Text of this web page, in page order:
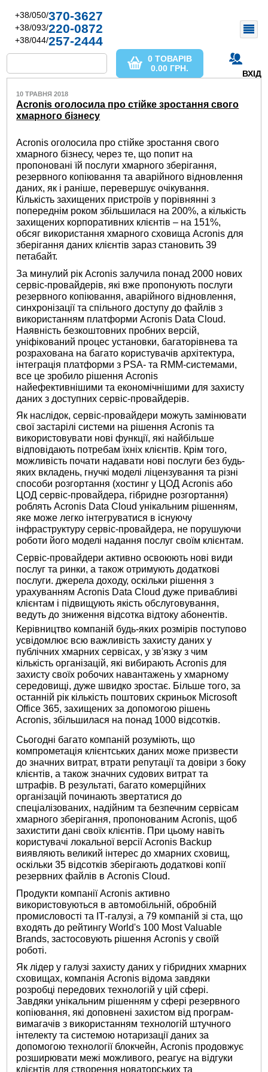
+38/050/370-3627
+38/093/220-0872
+38/044/257-2444
ВХІД
0 ТОВАРІВ
0.00 ГРН.
10 ТРАВНЯ 2018
Acronis оголосила про стійке зростання свого
хмарного бізнесу
Acronis оголосила про стійке зростання свого
хмарного бізнесу, через те, що попит на
пропоновані їй послуги хмарного зберігання,
резервного копіювання та аварійного відновлення
даних, як і раніше, перевершує очікування.
Кількість захищених пристроїв у порівнянні з
попереднім роком збільшилася на 200%, а кількість
захищених корпоративних клієнтів – на 151%,
обсяг використання хмарного сховища Acronis для
зберігання даних клієнтів зараз становить 39
петабайт.
За минулий рік Acronis залучила понад 2000 нових
сервіс-провайдерів, які вже пропонують послуги
резервного копіювання, аварійного відновлення,
синхронізації та спільного доступу до файлів з
використанням платформи Acronis Data Cloud.
Наявність безкоштовних пробних версій,
уніфікований процес установки, багаторівнева та
розрахована на багато користувачів архітектура,
інтеграція платформи з PSA- та RMM-системами,
все це зробило рішення Acronis
найефективнішими та економічнішими для захисту
даних з доступних сервіс-провайдерів.
Як наслідок, сервіс-провайдери можуть замінювати
свої застарілі системи на рішення Acronis та
використовувати нові функції, які найбільше
відповідають потребам їхніх клієнтів. Крім того,
можливість почати надавати нові послуги без будь-
яких вкладень, гнучкі моделі ліцензування та різні
способи розгортання (хостинг у ЦОД Acronis або
ЦОД сервіс-провайдера, гібридне розгортання)
роблять Acronis Data Cloud унікальним рішенням,
яке може легко інтегруватися в існуючу
інфраструктуру сервіс-провайдера, не порушуючи
роботи його моделі надання послуг своїм клієнтам.
Сервіс-провайдери активно освоюють нові види
послуг та ринки, а також отримують додаткові
послуги. джерела доходу, оскільки рішення з
урахуванням Acronis Data Cloud дуже привабливі
клієнтам і підвищують якість обслуговування,
ведуть до зниження відсотка відтоку абонентів.
Керівництво компаній будь-яких розмірів поступово
усвідомлює всю важливість захисту даних у
публічних хмарних сервісах, у зв'язку з чим
кількість організацій, які вибирають Acronis для
захисту своїх робочих навантажень у хмарному
середовищі, дуже швидко зростає. Більше того, за
останній рік кількість поштових скриньок Microsoft
Office 365, захищених за допомогою рішень
Acronis, збільшилася на понад 1000 відсотків.
Сьогодні багато компаній розуміють, що
компрометація клієнтських даних може призвести
до значних витрат, втрати репутації та довіри з боку
клієнтів, а також значних судових витрат та
штрафів. В результаті, багато комерційних
організацій починають звертатися до
спеціалізованих, надійним та безпечним сервісам
хмарного зберігання, пропонованим Acronis, щоб
захистити дані своїх клієнтів. При цьому навіть
користувачі локальної версії Acronis Backup
виявляють великий інтерес до хмарних сховищ,
оскільки 35 відсотків зберігають додаткові копії
резервних файлів в Acronis Cloud.
Продукти компанії Acronis активно
використовуються в автомобільній, обробній
промисловості та ІТ-галузі, а 79 компаній зі ста, що
входять до рейтингу World's 100 Most Valuable
Brands, застосовують рішення Acronis у своїй
роботі.
Як лідер у галузі захисту даних у гібридних хмарних
сховищах, компанія Acronis відома завдяки
розробці передових технологій у цій сфері.
Завдяки унікальним рішенням у сфері резервного
копіювання, які доповнені захистом від програм-
вимагачів з використанням технологій штучного
інтелекту та системою нотаризації даних за
допомогою технології блокчейн, Acronis продовжує
розширювати межі можливого, реагує на відгуки
клієнтів для створення новаторських та